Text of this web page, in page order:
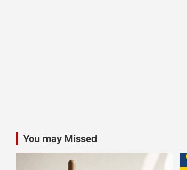
You may Missed